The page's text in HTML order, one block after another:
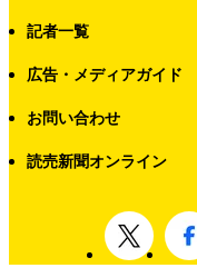
記者一覧
広告・メディアガイド
お問い合わせ
読売新聞オンライン